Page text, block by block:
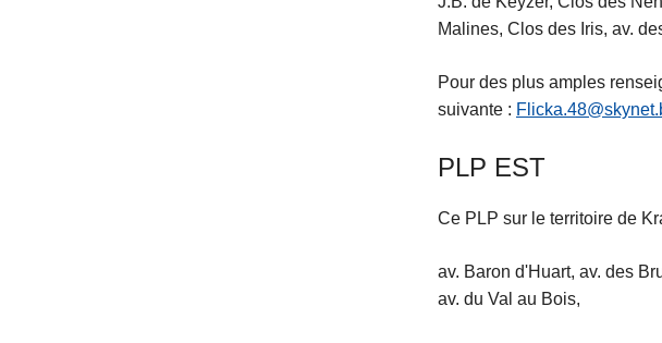
Malines, Clos des Iris, av.
Pour des plus amples
suivante :
PLP EST
Ce PLP sur le territoire de
av. Baron d'Huart, av. des
av. du Val au Bois,